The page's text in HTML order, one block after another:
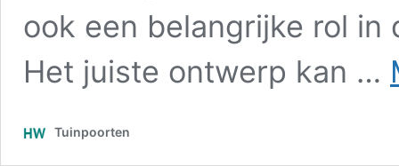
ook een belangrijke rol
Het juiste ontwerp kan …
Tuinpoorten